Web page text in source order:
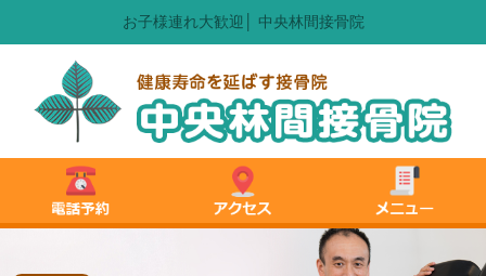
お子様連れ大歓迎│ 中央林間接骨院